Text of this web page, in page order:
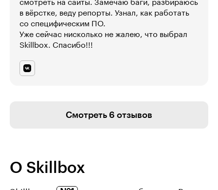
смотреть на сайты. Замечаю баги, разбираюсь
в вёрстке, веду репорты. Узнал, как работать
со специфическим ПО.
Уже сейчас нисколько не жалею, что выбрал
Skillbox. Спасибо!!!
Смотреть 6 отзывов
О Skillbox